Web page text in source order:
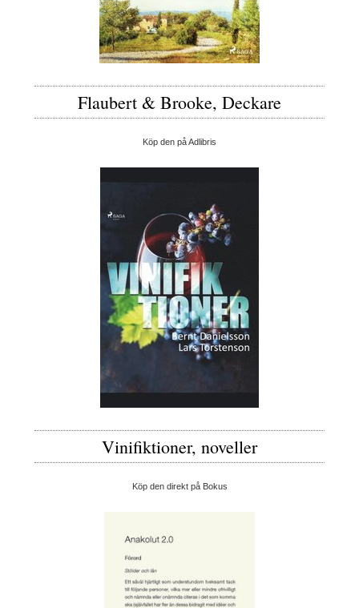
Flaubert & Brooke, Deckare
Köp den på Adlibris
Vinifiktioner, noveller
Köp den direkt på Bokus